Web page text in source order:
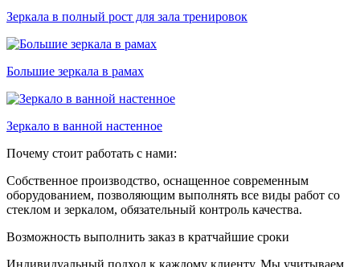
Зеркала в полный рост для зала тренировок
Большие зеркала в рамах
Зеркало в ванной настенное
Почему стоит работать с нами:
Собственное производство, оснащенное современным
оборудованием, позволяющим выполнять все виды работ со
стеклом и зеркалом, обязательный контроль качества.
Возможность выполнить заказ в кратчайшие сроки
Индивидуальный подход к каждому клиенту. Мы учитываем